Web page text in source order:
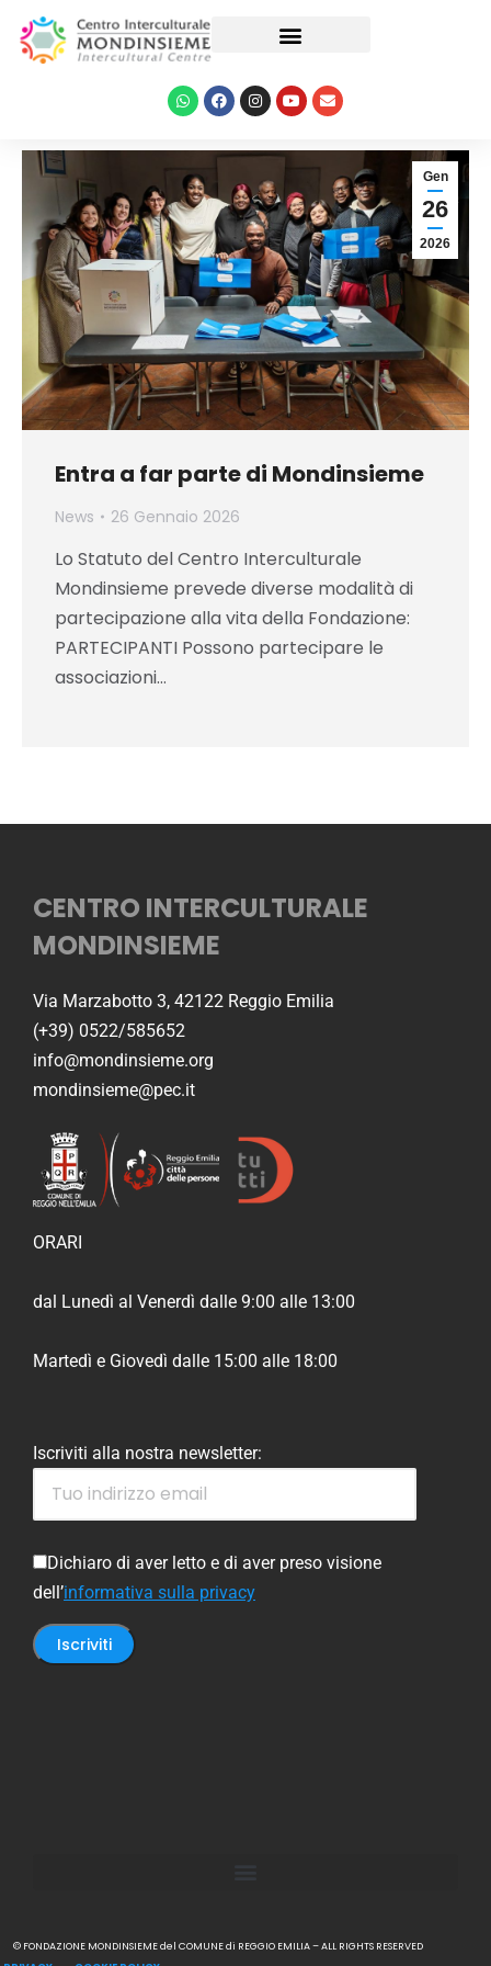
Gen
26
2026
Entra a far parte di Mondinsieme
News 26 Gennaio 2026
Lo Statuto del Centro Interculturale
Mondinsieme prevede diverse modalità di
partecipazione alla vita della Fondazione:
PARTECIPANTI Possono partecipare le
associazioni…
CENTRO INTERCULTURALE
MONDINSIEME
Via Marzabotto 3, 42122 Reggio Emilia
(+39) 0522/585652
info@mondinsieme.org
mondinsieme@pec.it
ORARI
dal Lunedì al Venerdì dalle 9:00 alle 13:00
Martedì e Giovedì dalle 15:00 alle 18:00
Iscriviti alla nostra newsletter:
Dichiaro di aver letto e di aver preso visione
dell’informativa sulla privacy
© FONDAZIONE MONDINSIEME del COMUNE di REGGIO EMILIA – ALL RIGHTS RESERVED